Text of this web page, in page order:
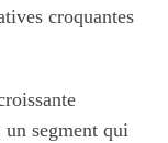
croquantes
segment qui